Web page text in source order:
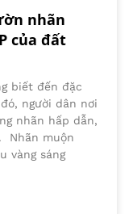
nhãn
của đất
biết đến đặc
người dân nơi
nhãn hấp dẫn,
Nhãn muộn
vàng sáng